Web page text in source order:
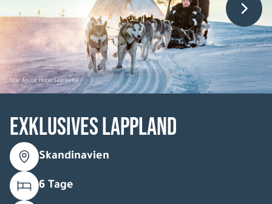
Star Arctic Hotel Saariselkä
Exklusives Lappland
Skandinavien
6 Tage